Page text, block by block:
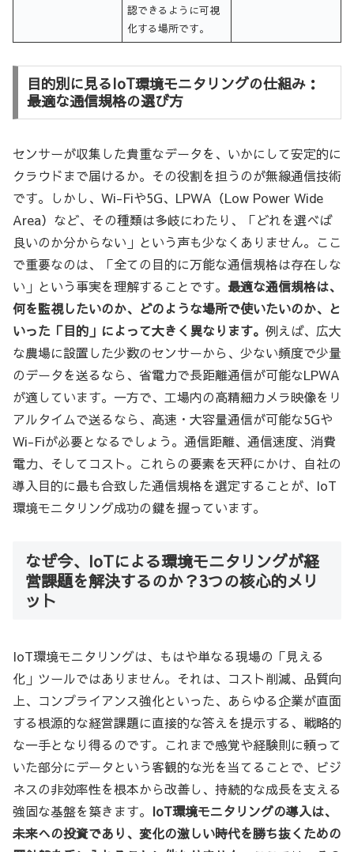
認できるように可視
化する場所です。
目的別に見るIoT環境モニタリングの仕組み：
最適な通信規格の選び方
センサーが収集した貴重なデータを、いかにして安定的に
クラウドまで届けるか。その役割を担うのが無線通信技術
です。しかし、Wi-Fiや5G、LPWA（Low Power Wide
Area）など、その種類は多岐にわたり、「どれを選べば
良いのか分からない」という声も少なくありません。ここ
で重要なのは、「全ての目的に万能な通信規格は存在しな
い」という事実を理解することです。 最適な通信規格は、
何を監視したいのか、どのような場所で使いたいのか、と
いった「目的」によって大きく異なります。 例えば、広大
な農場に設置した少数のセンサーから、少ない頻度で少量
のデータを送るなら、省電力で長距離通信が可能なLPWA
が適しています。一方で、工場内の高精細カメラ映像をリ
アルタイムで送るなら、高速・大容量通信が可能な5Gや
Wi-Fiが必要となるでしょう。通信距離、通信速度、消費
電力、そしてコスト。これらの要素を天秤にかけ、自社の
導入目的に最も合致した通信規格を選定することが、IoT
環境モニタリング成功の鍵を握っています。
なぜ今、IoTによる環境モニタリングが経
営課題を解決するのか？3つの核心的メリ
ット
IoT環境モニタリングは、もはや単なる現場の「見える
化」ツールではありません。それは、コスト削減、品質向
上、コンプライアンス強化といった、あらゆる企業が直面
する根源的な経営課題に直接的な答えを提示する、戦略的
な一手となり得るのです。これまで感覚や経験則に頼って
いた部分にデータという客観的な光を当てることで、ビジ
ネスの非効率性を根本から改善し、持続的な成長を支える
強固な基盤を築きます。 IoT環境モニタリングの導入は、
未来への投資であり、変化の激しい時代を勝ち抜くための